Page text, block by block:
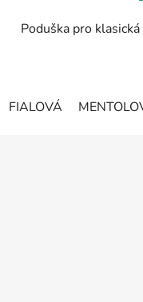
Poduška pro
FIALOVÁ